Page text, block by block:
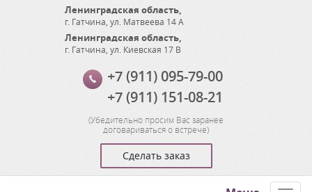
Ленинградская область,
г. Гатчина ул. Матвеева 14 А
Ленинградская область,
г. Гатчина ул. Киевская 17 В
+7 (911) 095-79-00
+7 (911) 151-08-21
(Убедительно просим Вас заранее
договариваться о встрече)
Сделать заказ